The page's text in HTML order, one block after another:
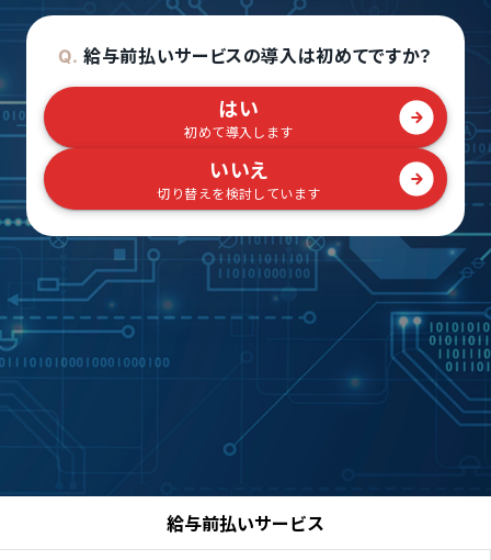
Q. 給与前払いサービスの導入は初めてですか？
はい
初めて導入します
いいえ
切り替えを検討しています
給与前払いサービス